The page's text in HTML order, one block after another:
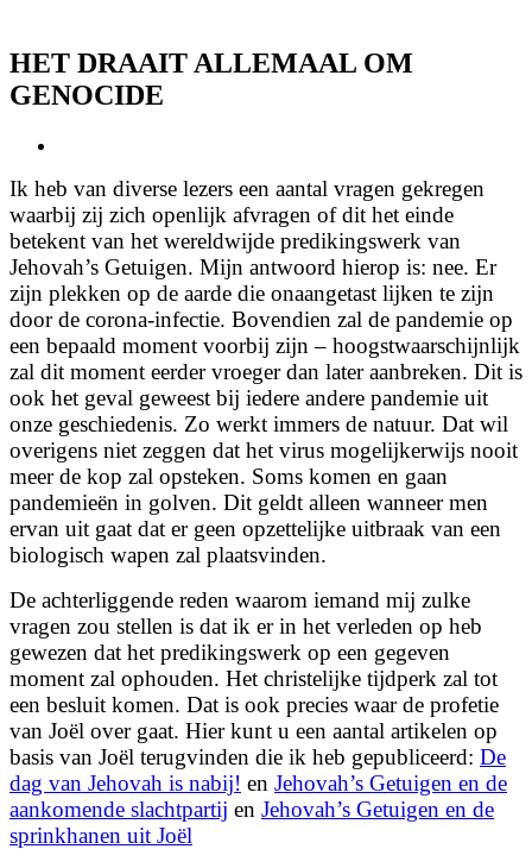
HET DRAAIT ALLEMAAL OM
GENOCIDE
Image
Ik heb van diverse lezers een aantal vragen gekregen
waarbij zij zich openlijk afvragen of dit het einde
betekent van het wereldwijde predikingswerk van
Jehovah’s Getuigen. Mijn antwoord hierop is: nee. Er
zijn plekken op de aarde die onaangetast lijken te zijn
door de corona-infectie. Bovendien zal de pandemie op
een bepaald moment voorbij zijn – hoogstwaarschijnlijk
zal dit moment eerder vroeger dan later aanbreken. Dit is
ook het geval geweest bij iedere andere pandemie uit
onze geschiedenis. Zo werkt immers de natuur. Dat wil
overigens niet zeggen dat het virus mogelijkerwijs nooit
meer de kop zal opsteken. Soms komen en gaan
pandemieën in golven. Dit geldt alleen wanneer men
ervan uit gaat dat er geen opzettelijke uitbraak van een
biologisch wapen zal plaatsvinden.
De achterliggende reden waarom iemand mij zulke
vragen zou stellen is dat ik er in het verleden op heb
gewezen dat het predikingswerk op een gegeven
moment zal ophouden. Het christelijke tijdperk zal tot
een besluit komen. Dat is ook precies waar de profetie
van Joël over gaat. Hier kunt u een aantal artikelen op
basis van Joël terugvinden die ik heb gepubliceerd: De
dag van Jehovah is nabij! en Jehovah’s Getuigen en de
aankomende slachtpartij en Jehovah’s Getuigen en de
sprinkhanen uit Joël